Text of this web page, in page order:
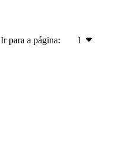
Ir para a página: 1